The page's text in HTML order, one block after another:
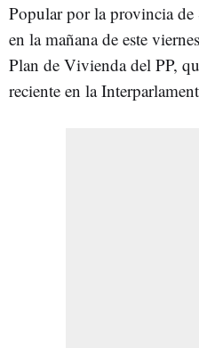
Popular por la provincia de
en la mañana de este
Plan de Vivienda del PP,
reciente en la